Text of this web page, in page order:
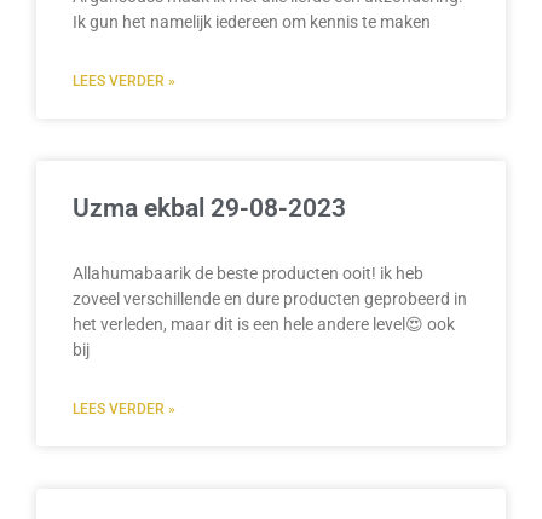
Ik gun het namelijk iedereen om kennis te maken
LEES VERDER »
Uzma ekbal 29-08-2023
Allahumabaarik de beste producten ooit! ik heb
zoveel verschillende en dure producten geprobeerd in
het verleden, maar dit is een hele andere level😍 ook
bij
LEES VERDER »